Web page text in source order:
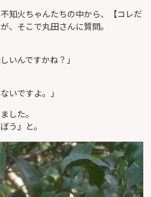
知火ちゃんたちの中から、【コレだ
、そこで丸田さんに質問。
いんですかね？」
いですよ。」
した。
う』と。